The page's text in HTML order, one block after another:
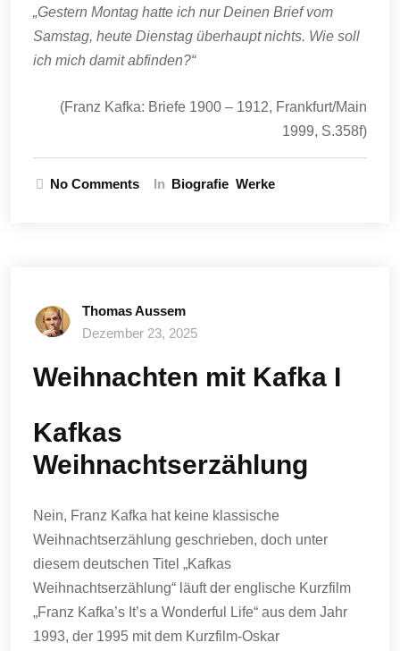
„Gestern Montag hatte ich nur Deinen Brief vom
Samstag, heute Dienstag überhaupt nichts. Wie soll
ich mich damit abfinden?“
(Franz Kafka: Briefe 1900 – 1912, Frankfurt/Main
1999, S.358f)
No Comments In Biografie Werke
Thomas Aussem
Dezember 23, 2025
Weihnachten mit Kafka I
Kafkas
Weihnachtserzählung
Nein, Franz Kafka hat keine klassische
Weihnachtserzählung geschrieben, doch unter
diesem deutschen Titel „Kafkas
Weihnachtserzählung“ läuft der englische Kurzfilm
„Franz Kafka’s It’s a Wonderful Life“ aus dem Jahr
1993, der 1995 mit dem Kurzfilm-Oskar